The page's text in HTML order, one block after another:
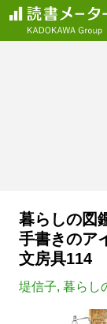
暮らしの図
手書きのア
文房具114
堤信子, 暮らし